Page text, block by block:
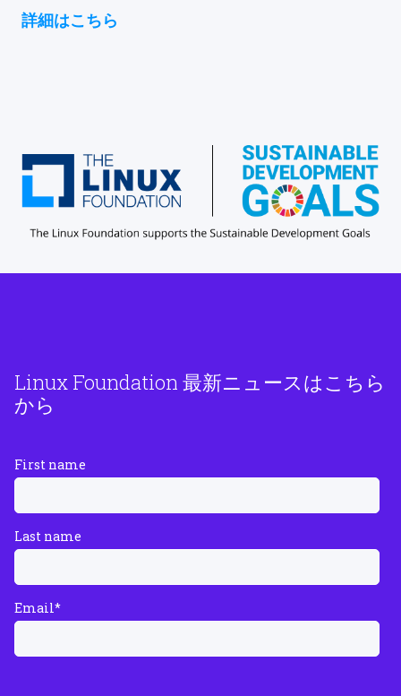
詳細はこちら
Linux Foundation 最新ニュースはこちら
から
First name
Last name
Email*